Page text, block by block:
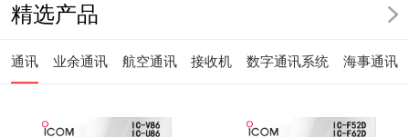
精选产品
通讯 业余通讯 航空通讯 接收机 数字通讯系统 海事通讯